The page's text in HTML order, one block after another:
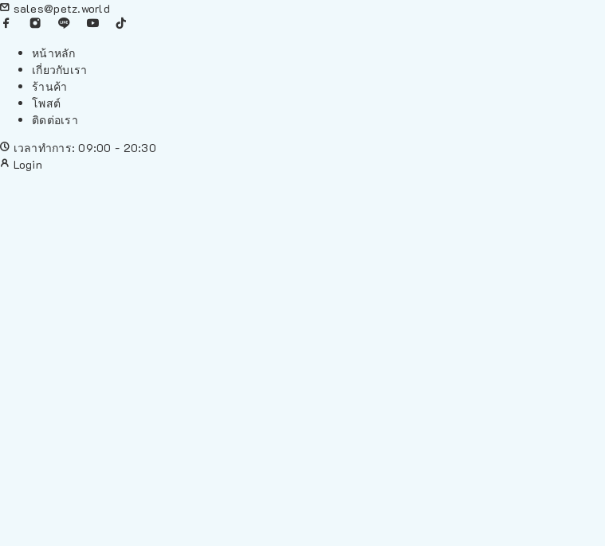
sales@petz.world
หน้าหลัก
เกี่ยวกับเรา
ร้านค้า
โพสต์
ติดต่อเรา
เวลาทำการ: 09:00 - 20:30
Login